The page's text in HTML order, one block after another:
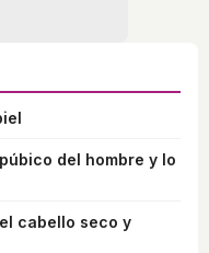
del hombre y lo
cabello seco y